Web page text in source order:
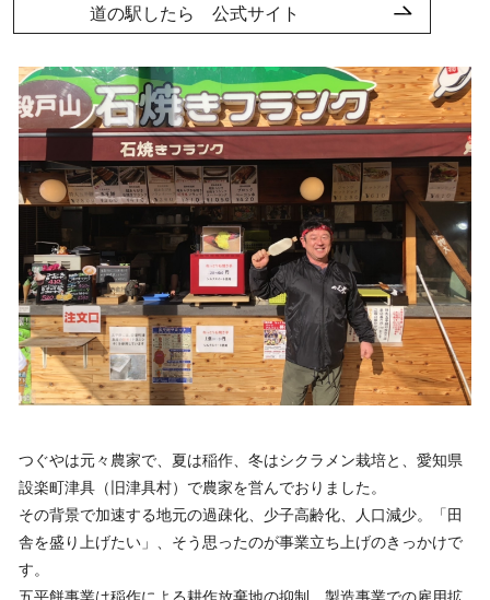
道の駅したら 公式サイト
つぐやは元々農家で、夏は稲作、冬はシクラメン栽培と、愛知県
設楽町津具（旧津具村）で農家を営んでおりました。
その背景で加速する地元の過疎化、少子高齢化、人口減少。「田
舎を盛り上げたい」、そう思ったのが事業立ち上げのきっかけで
す。
五平餅事業は稲作による耕作放棄地の抑制、製造事業での雇用拡